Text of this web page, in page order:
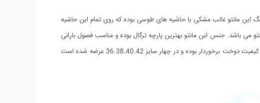
طراحی سال را با خود دارد. در طراحی این مانتو سعی شده از قد بلند استفاده شود، قد این مانتو 110 بوده، رنگ این مانتو غالب مشکی با حاشیه های طوسی بوده که روی تمام این حاشیه
جنس این مانتو بهترین پارچه ترگال بوده و مناسب فصول بارانی
و سرد است. نحوه ی اتصال هر دو طرف مانتو با 7 قزن بوده به طوری که هیچ فضایی در پایین مانتو باز نمی ماند. این مانتو از بالاترین کیفیت دوخت برخوردار بوده و در چهار سایز 36.38.40.42 عرضه شده است